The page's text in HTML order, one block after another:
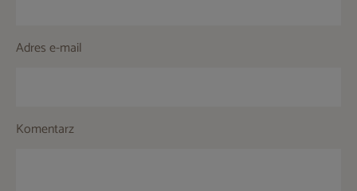
Adres e-mail
Komentarz